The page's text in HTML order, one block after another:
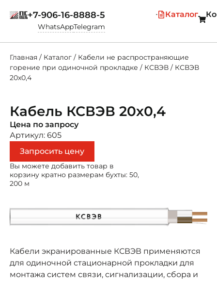
Каталог
+7-906-16-8888-5
WhatsAppTelegram
Главная / Каталог / Кабели не распространяющие
горение при одиночной прокладке / КСВЭВ / КСВЭВ
20х0,4
Кабель КСВЭВ 20х0,4
Цена по запросу
Артикул: 605
Запросить цену
Вы можете добавить товар в
корзину кратно размерам бухты: 50,
200 м
Кабели экранированные КСВЭВ применяются
для одиночной стационарной прокладки для
монтажа систем связи, сигнализации, сбора и